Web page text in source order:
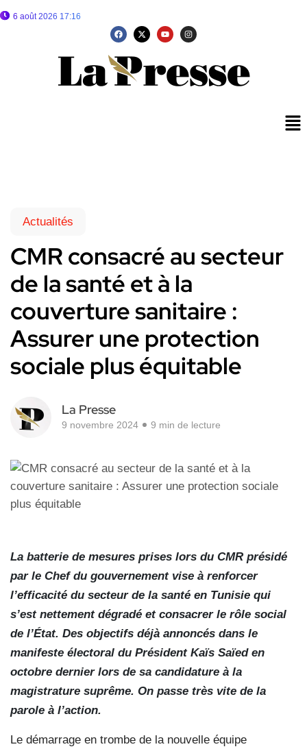
6 août 2026 17:16
Actualités
CMR consacré au secteur
de la santé et à la
couverture sanitaire :
Assurer une protection
sociale plus équitable
La Presse
9 novembre 2024 9 min de lecture
La batterie de mesures prises lors du CMR présidé
par le Chef du gouvernement vise à renforcer
l’efficacité du secteur de la santé en Tunisie qui
s’est nettement dégradé et consacrer le rôle social
de l’État. Des objectifs déjà annoncés dans le
manifeste électoral du Président Kaïs Saïed en
octobre dernier lors de sa candidature à la
magistrature suprême. On passe très vite de la
parole à l’action.
Le démarrage en trombe de la nouvelle équipe